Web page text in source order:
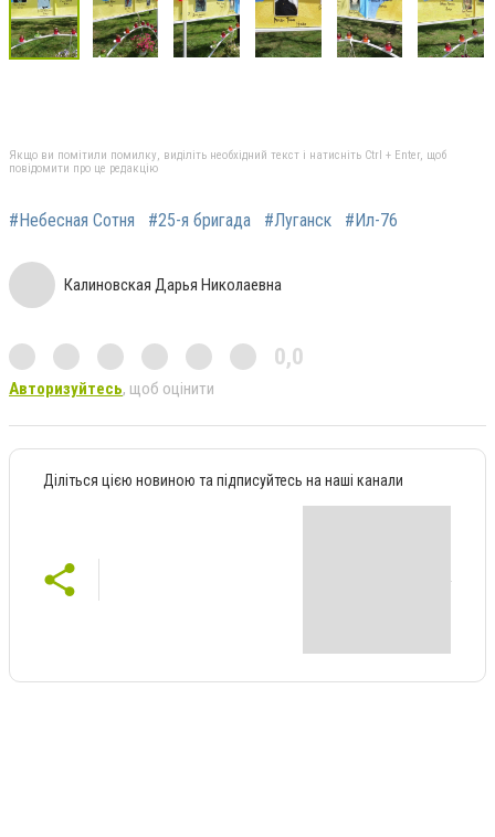
Якщо ви помітили помилку, виділіть необхідний текст і натисніть Ctrl + Enter, щоб
повідомити про це редакцію
#Небесная Сотня #25-я бригада #Луганск #Ил-76
Калиновская Дарья Николаевна
0,0
Авторизуйтесь, щоб оцінити
Діліться цією новиною та підписуйтесь на наші канали